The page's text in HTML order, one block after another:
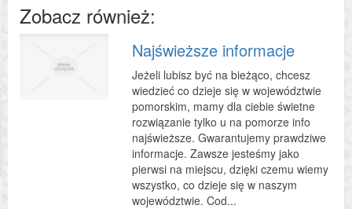
Zobacz również:
Najświeższe informacje
Jeżeli lubisz być na bieżąco, chcesz
wiedzieć co dzieje się w województwie
pomorskim, mamy dla ciebie świetne
rozwiązanie tylko u na pomorze info
najświeższe. Gwarantujemy prawdziwe
informacje. Zawsze jesteśmy jako
pierwsi na miejscu, dzięki czemu wiemy
wszystko, co dzieje się w naszym
województwie. Cod...